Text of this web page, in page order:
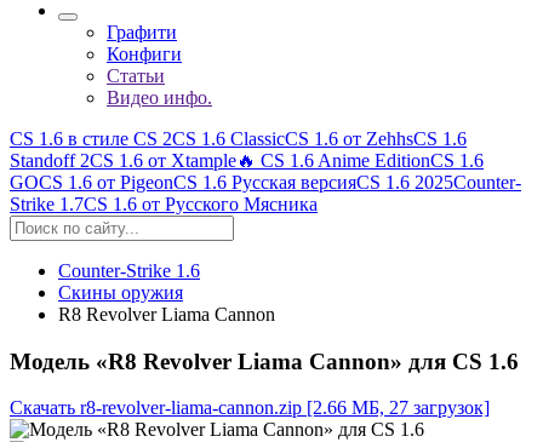
Графити
Конфиги
Статьи
Видео инфо.
CS 1.6 в стиле CS 2CS 1.6 ClassicCS 1.6 от ZehhsCS 1.6
Standoff 2CS 1.6 от Xtample🔥 CS 1.6 Anime EditionCS 1.6
GOCS 1.6 от PigeonCS 1.6 Русская версияCS 1.6 2025Counter-
Strike 1.7CS 1.6 от Русского Мясника
Counter-Strike 1.6
Скины оружия
R8 Revolver Liama Cannon
Модель «R8 Revolver Liama Cannon» для CS 1.6
Скачать r8-revolver-liama-cannon.zip [2.66 МБ, 27 загрузок]